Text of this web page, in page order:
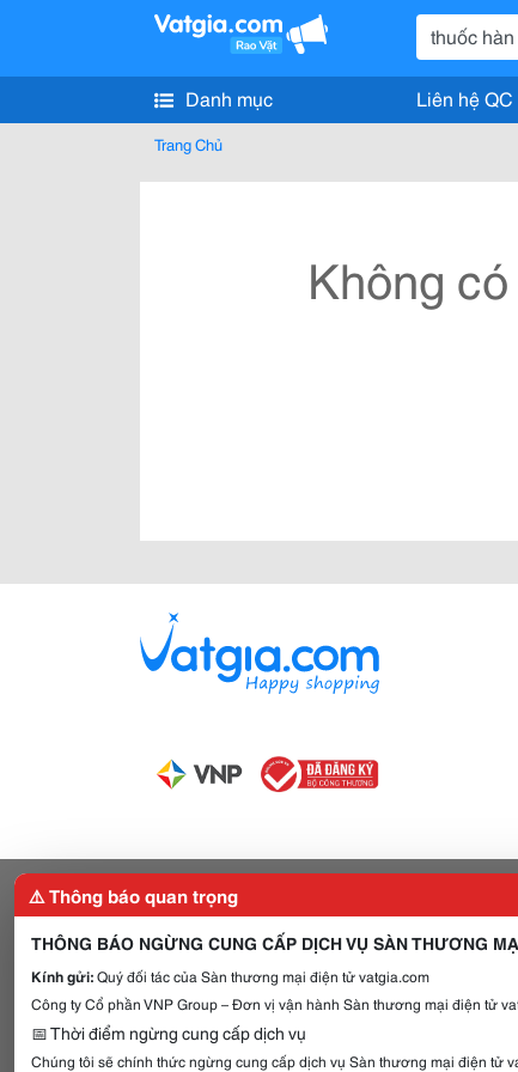
Danh mục Liên hệ QC
Trang Chủ
Không
⚠️ Thông báo quan trọng
THÔNG BÁO NGỪNG CUNG CẤP DỊCH VỤ SÀN THƯƠNG
Kính gửi:Quý đối tác của Sàn thương mại điện tử vatgia.com
Công ty Cổ phần VNP Group – Đơn vị vận hành Sàn thương mại điện tử
📅 Thời điểm ngừng cung cấp dịch vụ
Chúng tôi sẽ chính thức ngừng cung cấp dịch vụ Sàn thương mại điện tử